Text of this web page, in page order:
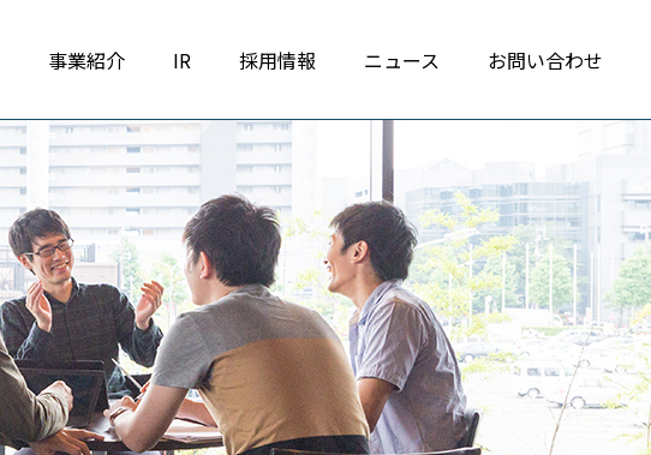
事業紹介 IR 採用情報 ニュース お問い合わせ